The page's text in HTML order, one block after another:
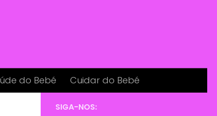
do Bebé Cuidar do Bebé
SIGA-NOS: